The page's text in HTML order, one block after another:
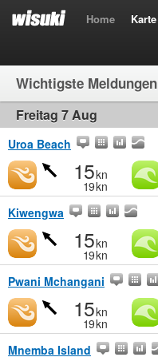
Home Karte
Wichtigste Meldungen
Wind
Wellen
Freitag 7 Aug
Uroa Beach
15kn
19kn
Kiwengwa
15kn
19kn
Pwani Mchangani
15kn
19kn
Mnemba Island